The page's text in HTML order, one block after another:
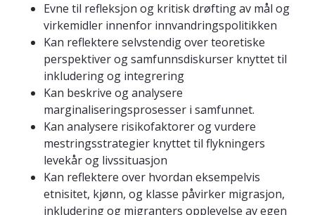
Evne til refleksjon og kritisk drøfting av mål og
virkemidler innenfor innvandringspolitikken
Kan reflektere selvstendig over teoretiske
perspektiver og samfunnsdiskurser knyttet til
inkludering og integrering
Kan beskrive og analysere
marginaliseringsprosesser i samfunnet.
Kan analysere risikofaktorer og vurdere
mestringsstrategier knyttet til flykningers
levekår og livssituasjon
Kan reflektere over hvordan eksempelvis
etnisitet, kjønn, og klasse påvirker migrasjon,
inkludering og migranters opplevelse av egen